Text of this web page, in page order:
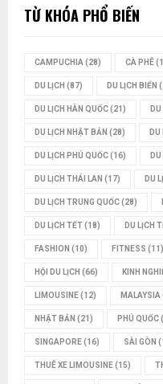
TỪ KHÓA PHỔ BIẾN
CAMPUCHIA (28) CÀ PHÊ
DU LỊCH (87) DU LỊCH BIỂN
DU LỊCH HÀN QUỐC(21)
DU LỊCH NHẬT BẢN (28) DU
DU LỊCH PHÚ QUỐC(16)
DU LỊCH THÁI LAN (17) DU
DU LỊCH TRUNG QUỐC(28)
DU LỊCH TẾT(18) DU LỊCH
FASHION (10) FITNESS (11)
HỘI DU LỊCH (66) KINH
LIMOUSINE(12) MALAYSIA
NHẬT BẢN (21) PHÚ QUỐC
SINGAPORE(16) SÀI GÒN
THUÊ XE LIMOUSINE(15)